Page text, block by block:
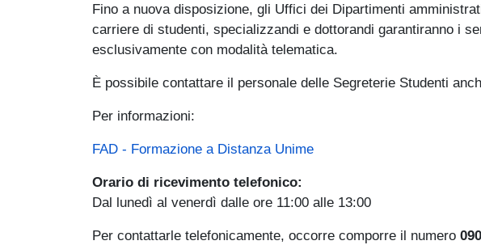
Fino a nuova disposizione, gli Uffici dei Dipartimenti
carriere di studenti, specializzandi e dottorandi garantiranno i
esclusivamente con modalità telematica.
È possibile contattare il personale delle Segreterie Studenti
Per informazioni:
FAD - Formazione a Distanza Unime
Orario di ricevimento telefonico:
Dal lunedì al venerdì dalle ore 11:00 alle 13:00
Per contattarle telefonicamente, occorre comporre il numero